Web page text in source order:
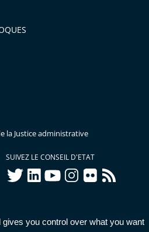
you control over what you want
la Justice administrative
SUIVEZ LE CONSEIL D'ETAT
twitterlinkedInyoutubeinstagram
flickr rss
légales Données